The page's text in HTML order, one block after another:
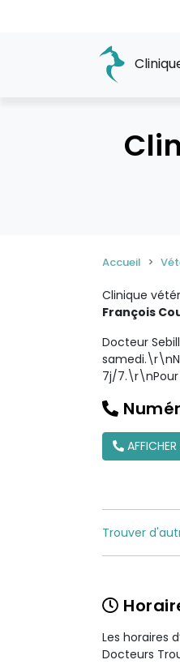
Accueil
Clinique
François
Docteur
7j/7.\r\nPour
Trouver
Les horaires
Docteurs